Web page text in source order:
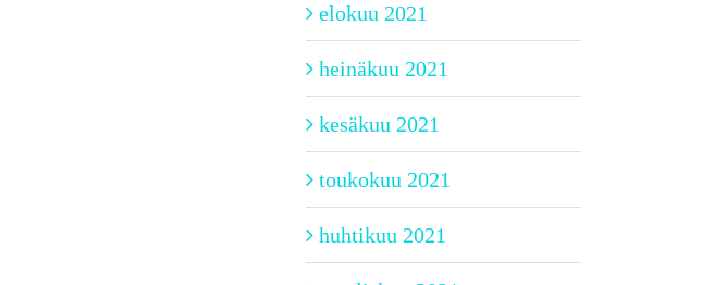
elokuu 2021
heinäkuu 2021
kesäkuu 2021
toukokuu 2021
huhtikuu 2021